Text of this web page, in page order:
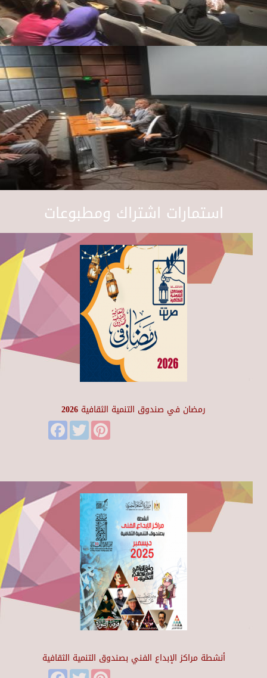
استمارات اشتراك ومطبوعات
رمضان في صندوق التنمية الثقافية 2026
FacebookTwitter
أنشطة مراكز الإبداع الفني بصندوق التنمية الثقافية
FacebookTwitter